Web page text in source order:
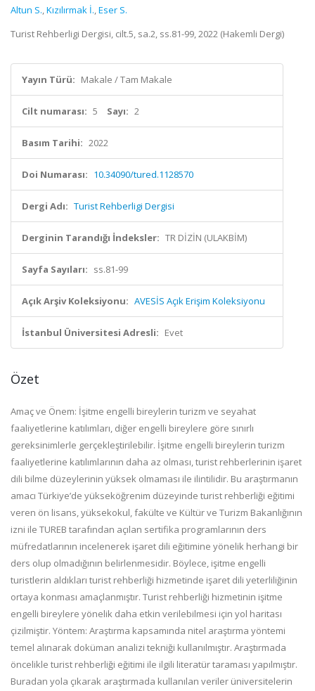
Altun S.,Kızılırmak İ.,Eser S.
Turist Rehberligi Dergisi, cilt.5, sa.2, ss.81-99, 2022 (Hakemli Dergi)
Yayın Türü: Makale / Tam Makale
Cilt numarası: 5 Sayı: 2
Basım Tarihi: 2022
Doi Numarası: 10.34090/tured.1128570
Dergi Adı: Turist Rehberligi Dergisi
Derginin Tarandığı İndeksler: TR DİZİN (ULAKBİM)
Sayfa Sayıları: ss.81-99
Açık Arşiv Koleksiyonu: AVESİS Açık Erişim Koleksiyonu
İstanbul Üniversitesi Adresli: Evet
Özet
Amaç ve Önem: İşitme engelli bireylerin turizm ve seyahat
faaliyetlerine katılımları, diğer engelli bireylere göre sınırlı
gereksinimlerle gerçekleştirilebilir. İşitme engelli bireylerin turizm
faaliyetlerine katılımlarının daha az olması, turist rehberlerinin işaret
dili bilme düzeylerinin yüksek olmaması ile ilintilidir. Bu araştırmanın
amacı Türkiye’de yükseköğrenim düzeyinde turist rehberliği eğitimi
veren ön lisans, yüksekokul, fakülte ve Kültür ve Turizm Bakanlığının
izni ile TUREB tarafından açılan sertifika programlarının ders
müfredatlarının incelenerek işaret dili eğitimine yönelik herhangi bir
ders olup olmadığının belirlenmesidir. Böylece, işitme engelli
turistlerin aldıkları turist rehberliği hizmetinde işaret dili yeterliliğinin
ortaya konması amaçlanmıştır. Turist rehberliği hizmetinin işitme
engelli bireylere yönelik daha etkin verilebilmesi için yol haritası
çizilmiştir. Yöntem: Araştırma kapsamında nitel araştırma yöntemi
temel alınarak doküman analizi tekniği kullanılmıştır. Araştırmada
öncelikle turist rehberliği eğitimi ile ilgili literatür taraması yapılmıştır.
Buradan yola çıkarak araştırmada kullanılan veriler üniversitelerin